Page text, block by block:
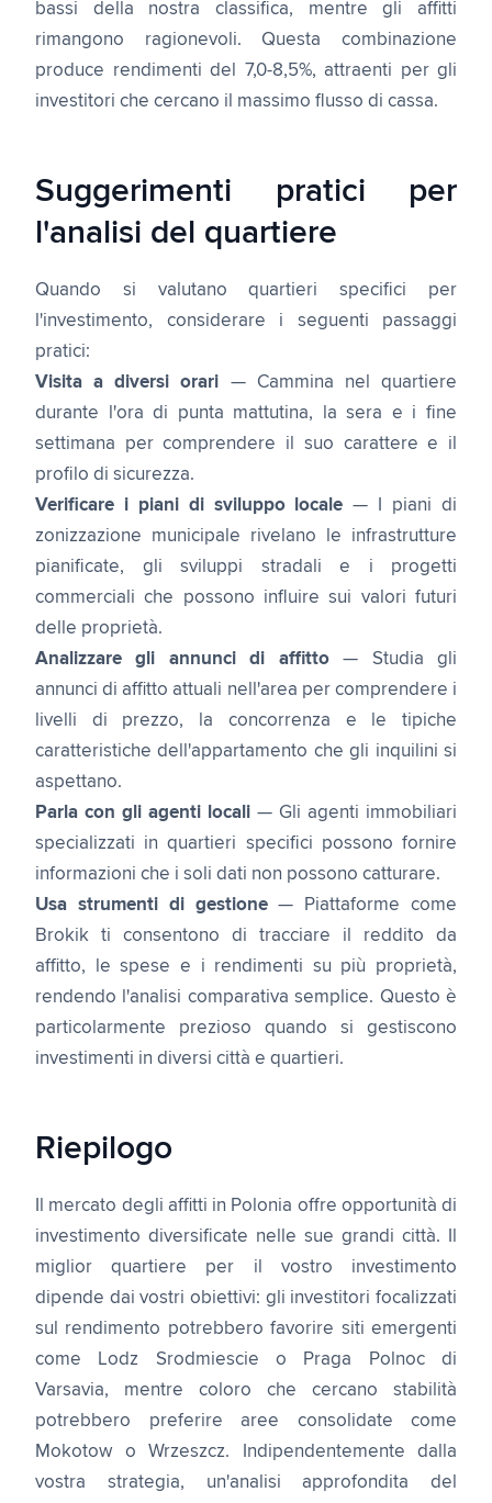
bassi della nostra classifica, mentre gli affitti
rimangono ragionevoli. Questa combinazione
produce rendimenti del 7,0-8,5%, attraenti per gli
investitori che cercano il massimo flusso di cassa.
Suggerimenti pratici per
l'analisi del quartiere
Quando si valutano quartieri specifici per
l'investimento, considerare i seguenti passaggi
pratici:
Visita a diversi orari — Cammina nel quartiere
durante l'ora di punta mattutina, la sera e i fine
settimana per comprendere il suo carattere e il
profilo di sicurezza.
Verificare i piani di sviluppo locale — I piani di
zonizzazione municipale rivelano le infrastrutture
pianificate, gli sviluppi stradali e i progetti
commerciali che possono influire sui valori futuri
delle proprietà.
Analizzare gli annunci di affitto— Studia gli
annunci di affitto attuali nell'area per comprendere i
livelli di prezzo, la concorrenza e le tipiche
caratteristiche dell'appartamento che gli inquilini si
aspettano.
Parla con gli agenti locali — Gli agenti immobiliari
specializzati in quartieri specifici possono fornire
informazioni che i soli dati non possono catturare.
Usa strumenti di gestione— Piattaforme come
Brokik ti consentono di tracciare il reddito da
affitto, le spese e i rendimenti su più proprietà,
rendendo l'analisi comparativa semplice. Questo è
particolarmente prezioso quando si gestiscono
investimenti in diversi città e quartieri.
Riepilogo
Il mercato degli affitti in Polonia offre opportunità di
investimento diversificate nelle sue grandi città. Il
miglior quartiere per il vostro investimento
dipende dai vostri obiettivi: gli investitori focalizzati
sul rendimento potrebbero favorire siti emergenti
come Lodz Srodmiescie o Praga Polnoc di
Varsavia, mentre coloro che cercano stabilità
potrebbero preferire aree consolidate come
Mokotow o Wrzeszcz. Indipendentemente dalla
vostra strategia, un'analisi approfondita del